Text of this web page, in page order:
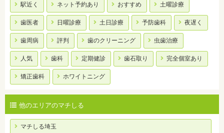
駅近く ネット予約あり おすすめ 土曜診療
歯医者 日曜診療 土日診療 予防歯科 夜遅く
歯周病 評判 歯のクリーニング 虫歯治療
人気 歯科 定期健診 歯石取り 完全個室あり
矯正歯科 ホワイトニング
他のエリアのマチしる
マチしる埼玉